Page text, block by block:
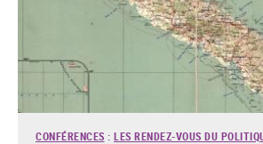
CONFÉRENCES : LES RENDEZ-VOUS DU